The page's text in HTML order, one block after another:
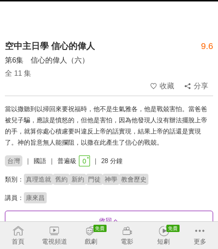
空中主日學 信心的偉人 9.6
第6集 信心的偉人（六）
全 11 集
收藏
分享
當以撒聽到以掃回來要祝福時，他不是生氣雅各，他是戰兢害怕。當爸爸
被兒子騙，應該是憤怒的，但他是害怕，因為他發現人沒有辦法擺脫上帝
的手，就算你處心積慮要叫違反上帝的話實現，結果上帝的話還是實現
了。神的旨意無人能攔阻，以撒在此產生了信心的戰兢。
台灣 國語 普遍級 28 分鐘
類別： 真理造就 舊約 新約 門徒 神學 教會歷史
講員： 康來昌
收回
首頁 電視頻道 戲劇 電影 短劇 更多